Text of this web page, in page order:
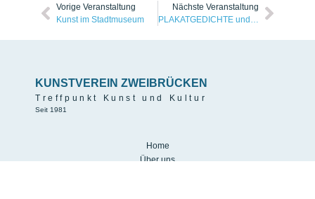
Vorige Veranstaltung
Kunst im Stadtmuseum
Nächste Veranstaltung
KUNSTVEREIN ZWEIBRÜCKEN
Treffpunkt Kunst und Kultur
Seit 1981
Home
Über uns